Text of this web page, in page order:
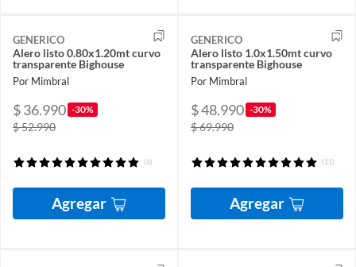
GENERICO
Alero listo 0.80x1.20mt curvo
transparente Bighouse
Por Mimbral
$ 36.990 -30%
$ 52.990
(6)
Agregar
GENERICO
Alero listo 1.0x1.50mt curvo
transparente Bighouse
Por Mimbral
$ 48.990 -30%
$ 69.990
(11)
Agregar